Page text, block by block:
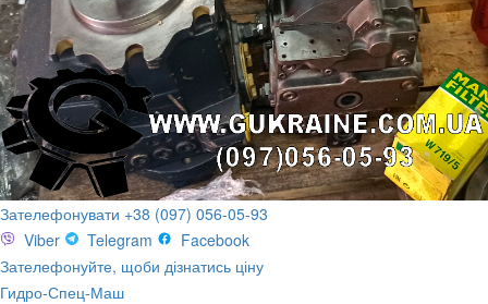
Зателефонувати +38 (097) 056-05-93
Viber
Telegram
Facebook
Зателефонуйте, щоби дізнатись ціну
Гидро-Спец-Маш